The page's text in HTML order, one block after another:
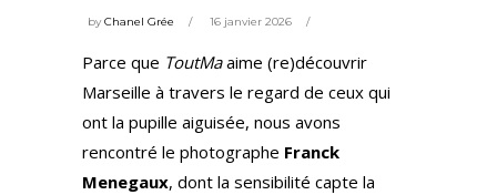
byChanel Grée 16 janvier 2026
Parce que ToutMaaime (re)découvrir
Marseille à travers le regard de ceux qui
ont la pupille aiguisée, nous avons
rencontré le photographe Franck
Menegaux, dont la sensibilité capte la